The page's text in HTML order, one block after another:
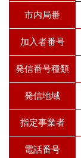
市内局番
加入者番号
発信番号種類
発信地域
指定事業者
電話番号